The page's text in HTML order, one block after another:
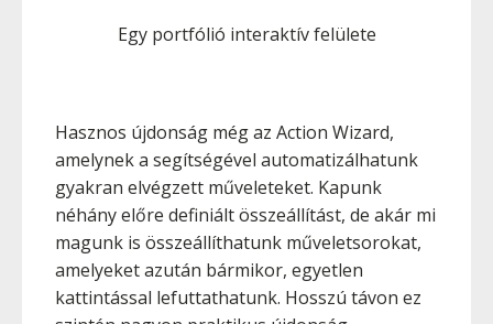
Egy portfólió interaktív felülete
Hasznos újdonság még az Action Wizard,
amelynek a segítségével automatizálhatunk
gyakran elvégzett műveleteket. Kapunk
néhány előre definiált összeállítást, de akár mi
magunk is összeállíthatunk műveletsorokat,
amelyeket azután bármikor, egyetlen
kattintással lefuttathatunk. Hosszú távon ez